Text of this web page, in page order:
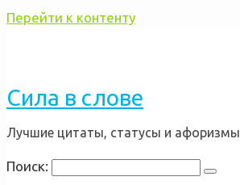
Перейти к контенту
Сила в слове
Лучшие цитаты, статусы и афоризмы
Поиск: